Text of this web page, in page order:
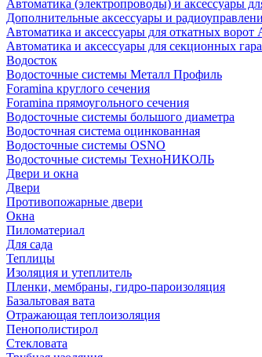
Автоматика (электропроводы) и аксессуары
Дополнительные аксессуары и
Автоматика и аксессуары для откатных
Автоматика и аксессуары для секционных
Водосток
Водосточные системы Металл Профиль
Foramina круглого сечения
Foramina прямоугольного сечения
Водосточные системы большого диаметра
Водосточная система оцинкованная
Водосточные системы OSNO
Водосточные системы ТехноНИКОЛЬ
Двери и окна
Двери
Противопожарные двери
Окна
Пиломатериал
Для сада
Теплицы
Изоляция и утеплитель
Пленки, мембраны, гидро-пароизоляция
Базальтовая вата
Отражающая теплоизоляция
Пенополистирол
Стекловата